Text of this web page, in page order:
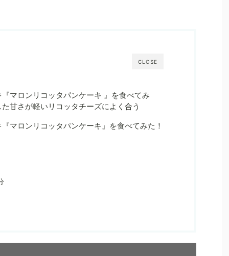
CLOSE
マロンリコッタパンケーキ 』を食べてみ
甘さが軽いリコッタチーズによく合う
マロンリコッタパンケーキ』を食べてみた！